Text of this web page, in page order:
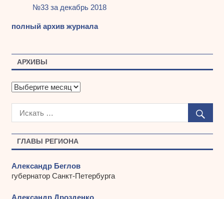
ГЛАВЫ РЕГИОНА
Александр Беглов
губернатор Санкт-Петербурга
Александр Дрозденко
№33 за декабрь 2018
полный архив журнала
АРХИВЫ
А
х
ы